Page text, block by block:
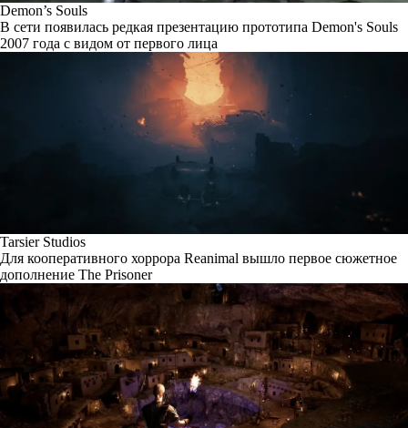
Demon’s Souls
В сети появилась редкая презентацию прототипа Demon's Souls
2007 года с видом от первого лица
Tarsier Studios
Для кооперативного хоррора Reanimal вышло первое сюжетное
дополнение The Prisoner